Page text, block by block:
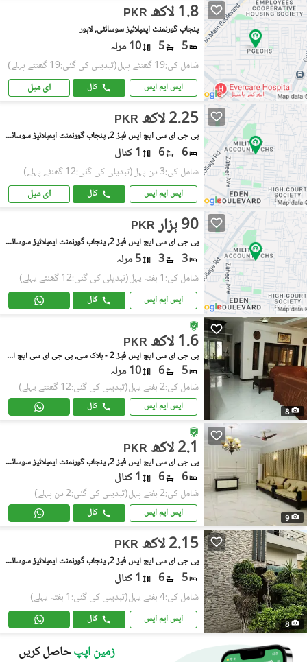
PKR 1.8 لاکھ
پنجاب گورنمنٹ ایمپلائیز سوسائٹی, لاہور
5
5 10 مرلہ
شامل کی:19 گھنٹے پہل (تبدیلی کی گئی:19 گھنٹے پہلے)
ایس ایم ایس کال ای میل
PKR 2.25 لاکھ
پی جی ای سی ایچ ایس فیز 2, پنجاب گورنمنٹ ایمپلائیز سوسائٹی
6
6 1 کنال
شامل کی:3 دن پہل (تبدیلی کی گئی:12 گھنٹے پہلے)
ایس ایم ایس کال ای میل
PKR 90 ہزار
پی جی ای سی ایچ ایس فیز 2, پنجاب گورنمنٹ ایمپلائیز سوسائٹی
3
3 5 مرلہ
شامل کی:1 ہفتہ پہل (تبدیلی کی گئی:12 گھنٹے پہلے)
ایس ایم ایس کال
8
PKR 1.6 لاکھ
پی جی ای سی ایچ ایس فیز 2 - بلاک سی, پی جی ای سی ایچ ایس فیز 2
5
6 10 مرلہ
شامل کی:2 ہفتے پہل (تبدیلی کی گئی:12 گھنٹے پہلے)
ایس ایم ایس کال
9
PKR 2.1 لاکھ
پی جی ای سی ایچ ایس فیز 2, پنجاب گورنمنٹ ایمپلائیز سوسائٹی
6
6 1 کنال
شامل کی:2 ہفتے پہل (تبدیلی کی گئی:2 دن پہلے)
ایس ایم ایس کال
8
PKR 2.15 لاکھ
پی جی ای سی ایچ ایس فیز 2, پنجاب گورنمنٹ ایمپلائیز سوسائٹی
5
6 1 کنال
شامل کی:4 ہفتے پہل (تبدیلی کی گئی:1 ہفتہ پہلے)
ایس ایم ایس کال
زمین اپپحاصل کریں